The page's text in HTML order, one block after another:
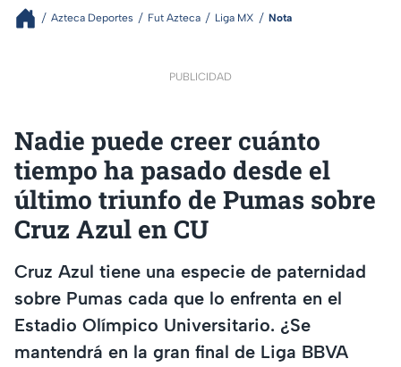
Azteca Deportes Fut Azteca Liga MX Nota
PUBLICIDAD
Nadie puede creer cuánto
tiempo ha pasado desde el
último triunfo de Pumas sobre
Cruz Azul en CU
Cruz Azul tiene una especie de paternidad
sobre Pumas cada que lo enfrenta en el
Estadio Olímpico Universitario. ¿Se
mantendrá en la gran final de Liga BBVA